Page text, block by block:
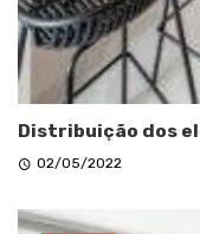
Distribuição dos
02/05/2022